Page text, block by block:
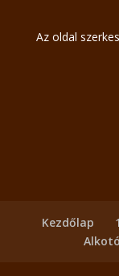
Az oldal
Kezdőlap